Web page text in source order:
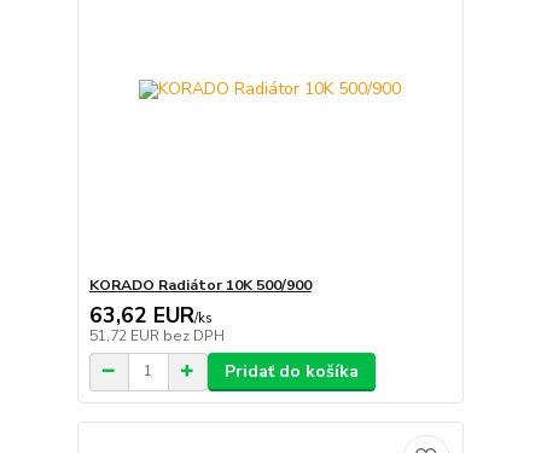
KORADO Radiátor 10K 500/900
63,62 EUR/ks
51,72 EUR bez DPH
Pridať do košíka